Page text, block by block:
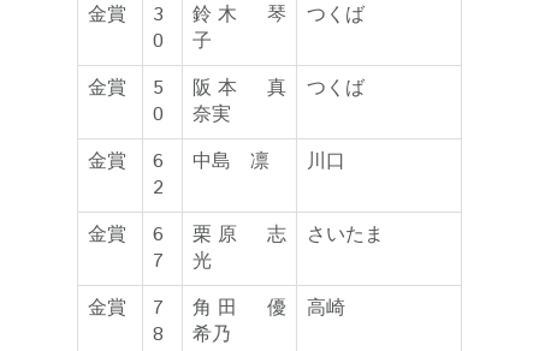
金賞
3
0
鈴木 琴
子
つくば
金賞
5
0
阪本 真
奈実
つくば
金賞
6
2
中島 凛 川口
金賞
6
7
栗原 志
光
さいたま
金賞
7
8
角田 優
希乃
高崎